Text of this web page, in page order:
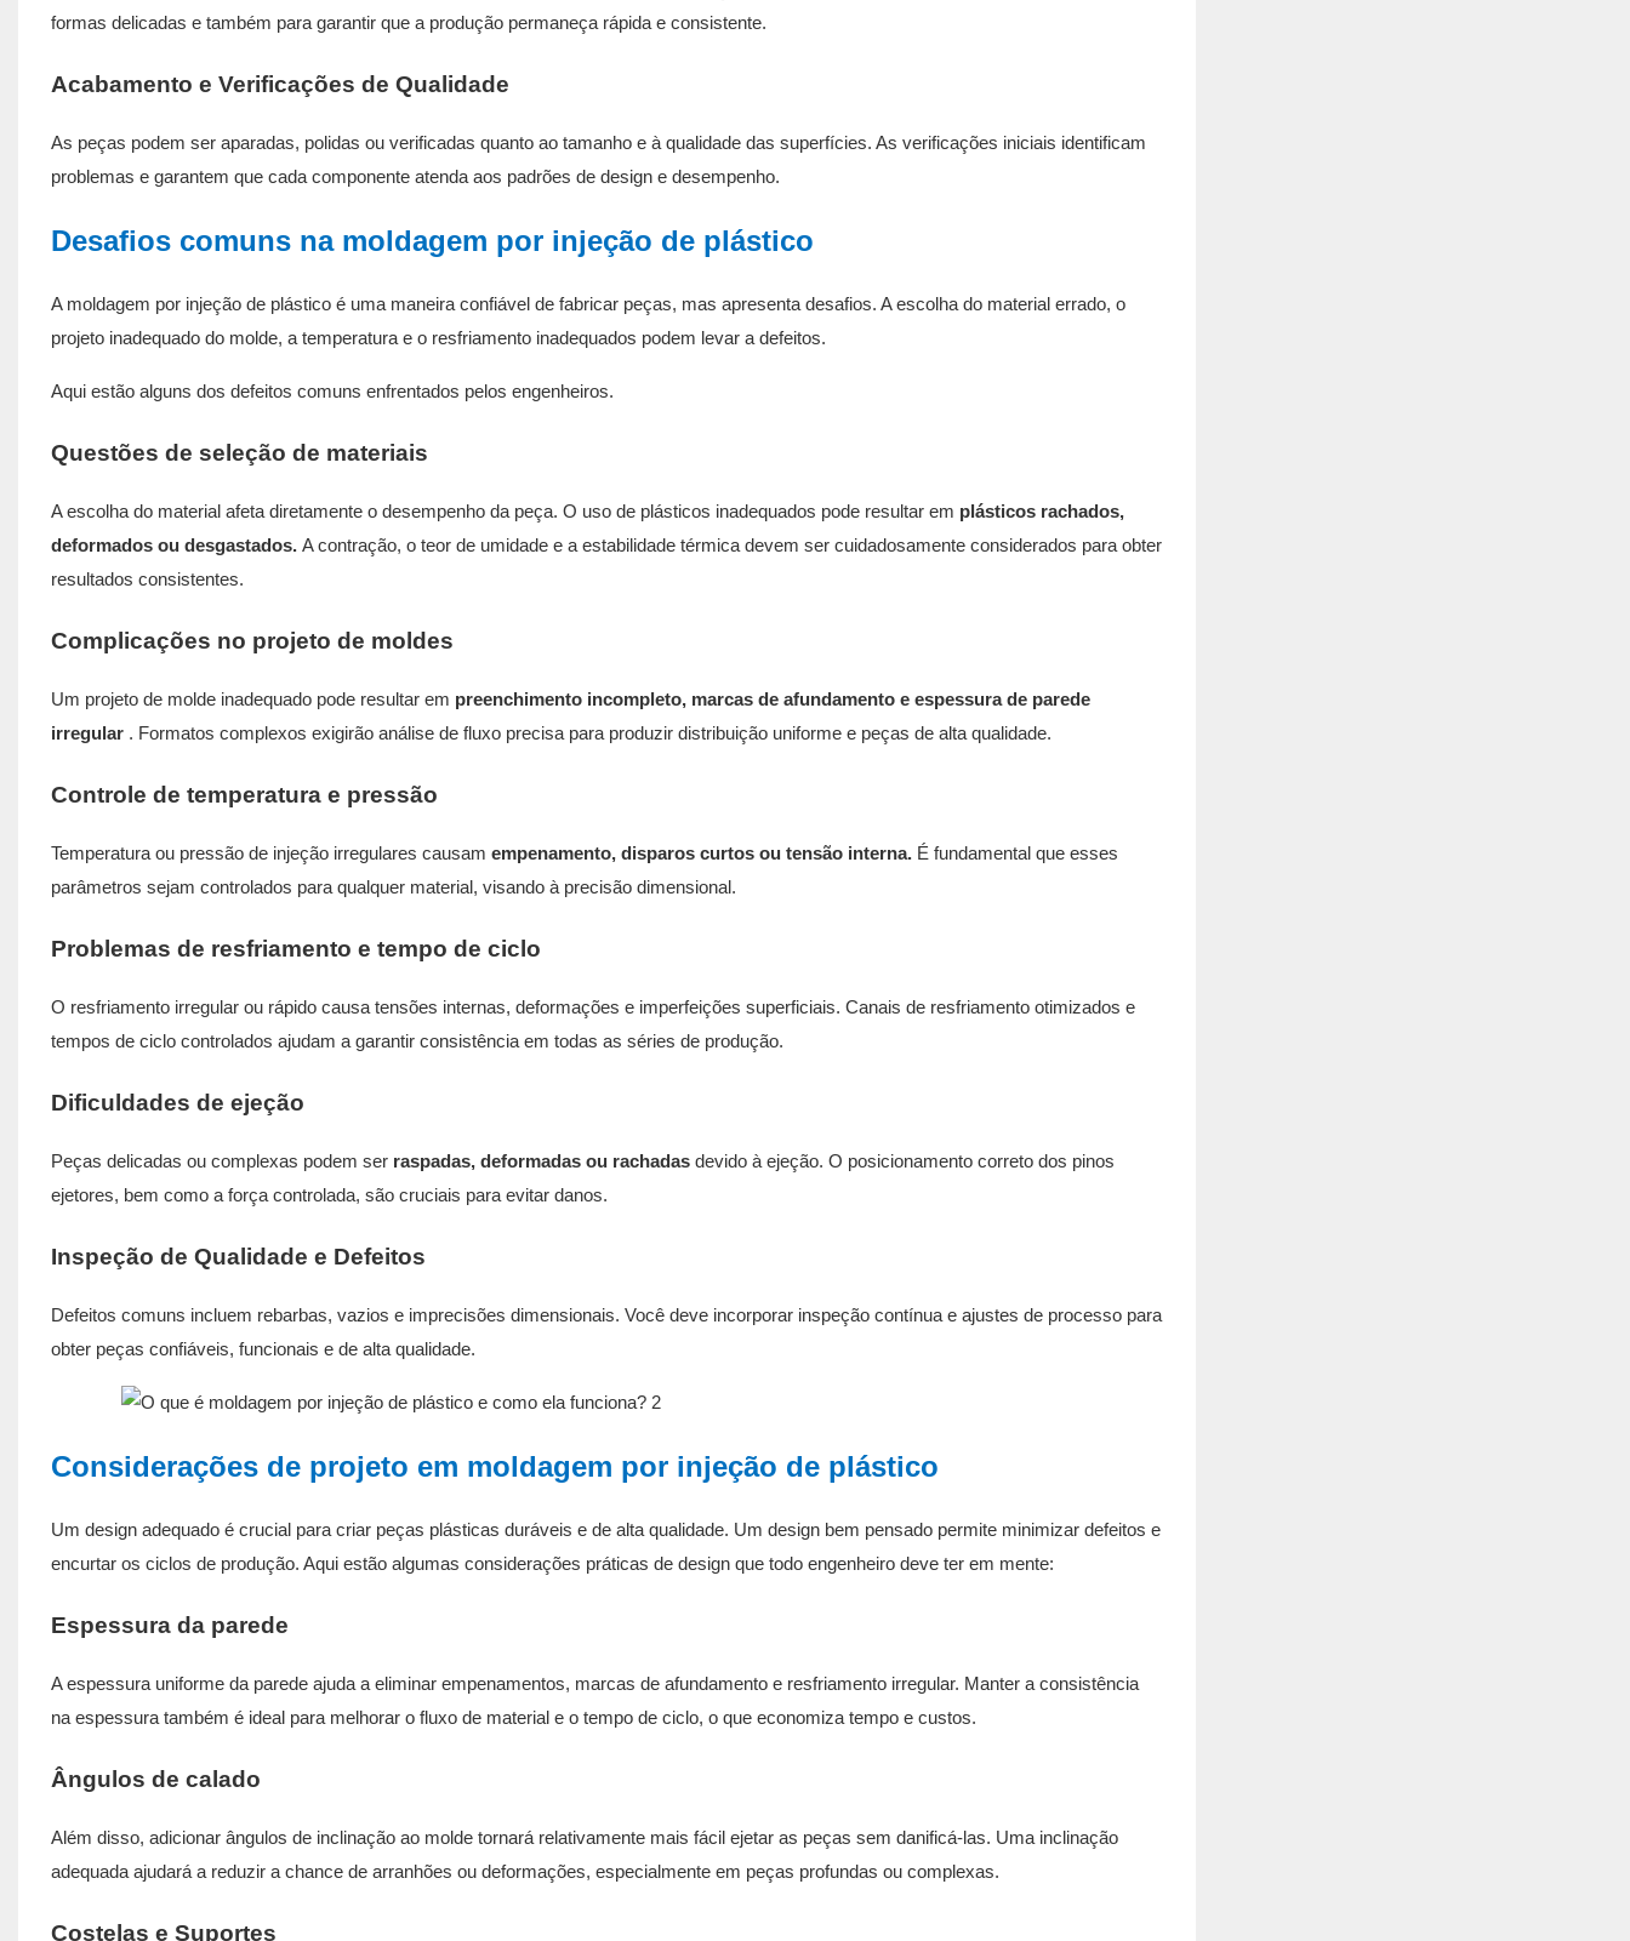
formas delicadas e também para garantir que a produção permaneça rápida e consistente.
Acabamento e Verificações de Qualidade
As peças podem ser aparadas, polidas ou verificadas quanto ao tamanho e à qualidade das superfícies. As verificações iniciais identificam
problemas e garantem que cada componente atenda aos padrões de design e desempenho.
Desafios comuns na moldagem por injeção de plástico
A moldagem por injeção de plástico é uma maneira confiável de fabricar peças, mas apresenta desafios. A escolha do material errado, o
projeto inadequado do molde, a temperatura e o resfriamento inadequados podem levar a defeitos.
Aqui estão alguns dos defeitos comuns enfrentados pelos engenheiros.
Questões de seleção de materiais
A escolha do material afeta diretamente o desempenho da peça. O uso de plásticos inadequados pode resultar em plásticos rachados,
deformados ou desgastados. A contração, o teor de umidade e a estabilidade térmica devem ser cuidadosamente considerados para obter
resultados consistentes.
Complicações no projeto de moldes
Um projeto de molde inadequado pode resultar em preenchimento incompleto, marcas de afundamento e espessura de parede
irregular . Formatos complexos exigirão análise de fluxo precisa para produzir distribuição uniforme e peças de alta qualidade.
Controle de temperatura e pressão
Temperatura ou pressão de injeção irregulares causam empenamento, disparos curtos ou tensão interna. É fundamental que esses
parâmetros sejam controlados para qualquer material, visando à precisão dimensional.
Problemas de resfriamento e tempo de ciclo
O resfriamento irregular ou rápido causa tensões internas, deformações e imperfeições superficiais. Canais de resfriamento otimizados e
tempos de ciclo controlados ajudam a garantir consistência em todas as séries de produção.
Dificuldades de ejeção
Peças delicadas ou complexas podem ser raspadas, deformadas ou rachadas devido à ejeção. O posicionamento correto dos pinos
ejetores, bem como a força controlada, são cruciais para evitar danos.
Inspeção de Qualidade e Defeitos
Defeitos comuns incluem rebarbas, vazios e imprecisões dimensionais. Você deve incorporar inspeção contínua e ajustes de processo para
obter peças confiáveis, funcionais e de alta qualidade.
Considerações de projeto em moldagem por injeção de plástico
Um design adequado é crucial para criar peças plásticas duráveis ​​e de alta qualidade. Um design bem pensado permite minimizar defeitos e
encurtar os ciclos de produção. Aqui estão algumas considerações práticas de design que todo engenheiro deve ter em mente:
Espessura da parede
A espessura uniforme da parede ajuda a eliminar empenamentos, marcas de afundamento e resfriamento irregular. Manter a consistência
na espessura também é ideal para melhorar o fluxo de material e o tempo de ciclo, o que economiza tempo e custos.
Ângulos de calado
Além disso, adicionar ângulos de inclinação ao molde tornará relativamente mais fácil ejetar as peças sem danificá-las. Uma inclinação
adequada ajudará a reduzir a chance de arranhões ou deformações, especialmente em peças profundas ou complexas.
Costelas e Suportes